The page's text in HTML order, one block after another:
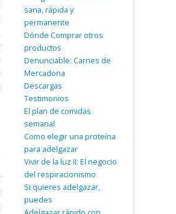
sana, rápida y
permanente
Dónde Comprar otros
productos
Denunciable: Carnes de
Mercadona
Descargas
Testimonios
El plan de comidas
semanal
Como elegir una proteína
para adelgazar
Vivir de la luz II: El negocio
del respiracionismo
Si quieres adelgazar,
puedes